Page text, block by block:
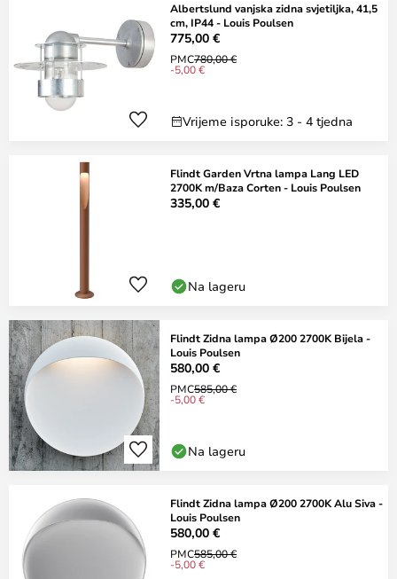
Albertslund vanjska zidna svjetiljka, 41,5
cm, IP44 - Louis Poulsen
775,00 €
PMC780,00 €
-5,00 €
Vrijeme isporuke: 3 - 4 tjedna
Flindt Garden Vrtna lampa Lang LED
2700K m/Baza Corten - Louis Poulsen
335,00 €
Na lageru
Flindt Zidna lampa Ø200 2700K Bijela -
Louis Poulsen
580,00 €
PMC585,00 €
-5,00 €
Na lageru
Flindt Zidna lampa Ø200 2700K Alu Siva -
Louis Poulsen
580,00 €
PMC585,00 €
-5,00 €